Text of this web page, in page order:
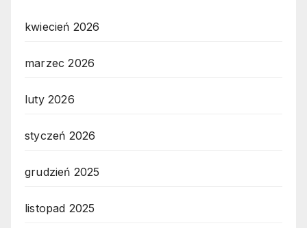
kwiecień 2026
marzec 2026
luty 2026
styczeń 2026
grudzień 2025
listopad 2025